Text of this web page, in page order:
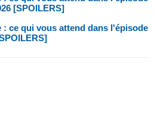
[SPOILERS]
: ce qui vous attend dans l'épisode